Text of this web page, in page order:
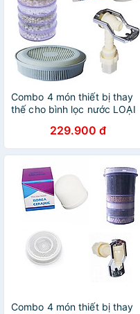
Combo 4 món thiết bị thay
thế cho bình lọc nước LOẠI
229.900 đ
Combo 4 món thiết bị thay